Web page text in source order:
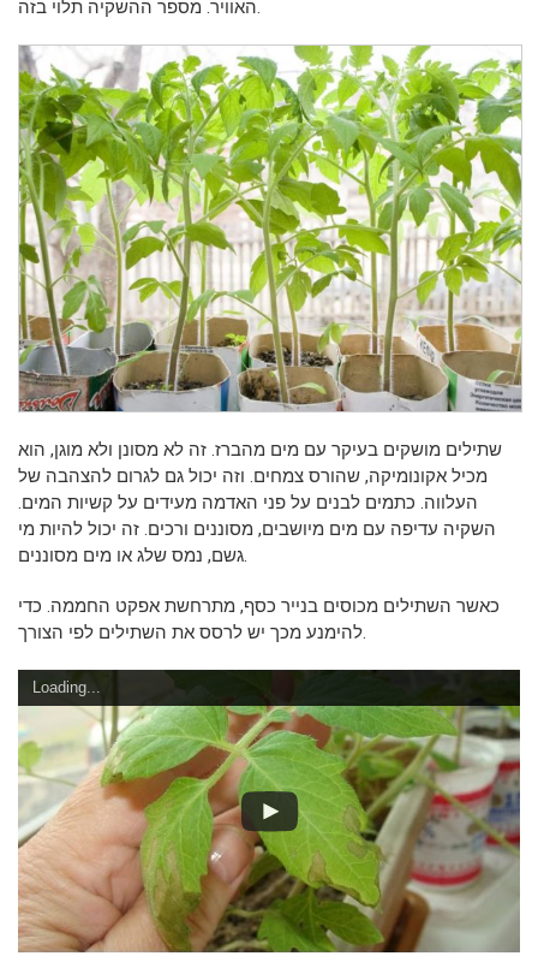
האוויר. מספר ההשקיה תלוי בזה.
שתילים מושקים בעיקר עם מים מהברז. זה לא מסונן ולא מוגן, הוא
מכיל אקונומיקה, שהורס צמחים. וזה יכול גם לגרום להצהבה של
העלווה. כתמים לבנים על פני האדמה מעידים על קשיות המים.
השקיה עדיפה עם מים מיושבים, מסוננים ורכים. זה יכול להיות מי
גשם, נמס שלג או מים מסוננים.
כאשר השתילים מכוסים בנייר כסף, מתרחשת אפקט החממה. כדי
להימנע מכך יש לרסס את השתילים לפי הצורך.
Loading...